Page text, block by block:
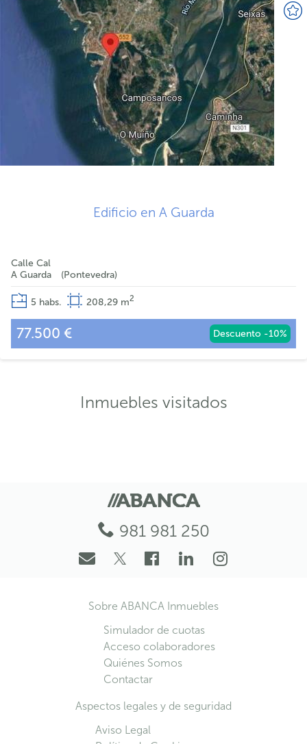
Edificio en A Guarda
Calle Cal
A Guarda
Pontevedra
5 habs. 208,29 m2
77.500 € Descuento -10%
Inmuebles visitados
981 981 250
Sobre ABANCA Inmuebles
Simulador de cuotas
Acceso colaboradores
Quiénes Somos
Contactar
Aspectos legales y de seguridad
Aviso Legal